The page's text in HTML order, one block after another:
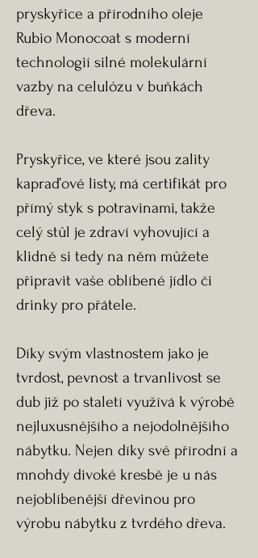
pryskyřice a přírodního oleje
Rubio Monocoat s moderní
technologií silné molekulární
vazby na celulózu v buňkách
dřeva.
Pryskyřice, ve které jsou zality
kapraďové listy, má certifikát pro
přímý styk s potravinami, takže
celý stůl je zdraví vyhovující a
klidně si tedy na něm můžete
připravit vaše oblíbené jídlo či
drinky pro přátele.
Díky svým vlastnostem jako je
tvrdost, pevnost a trvanlivost se
dub již po staletí využívá k výrobě
nejluxusnějšího a nejodolnějšího
nábytku. Nejen díky své přírodní a
mnohdy divoké kresbě je u nás
nejoblíbenější dřevinou pro
výrobu nábytku z tvrdého dřeva.